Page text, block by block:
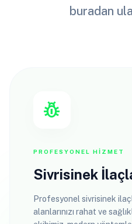
buradan
pest_control
PROFESYONEL HIZMET
Sivrisinek
Profesyonel sivrisinek
alanlarınızı rahat ve